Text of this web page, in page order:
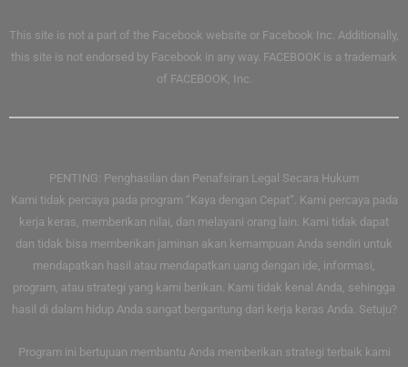
This site is not a part of the Facebook website or Facebook Inc. Additionally,
this site is not endorsed by Facebook in any way. FACEBOOK is a trademark
of FACEBOOK, Inc.
PENTING: Penghasilan dan Penafsiran Legal Secara Hukum
Kami tidak percaya pada program “Kaya dengan Cepat”. Kami percaya pada
kerja keras, memberikan nilai, dan melayani orang lain. Kami tidak dapat
dan tidak bisa memberikan jaminan akan kemampuan Anda sendiri untuk
mendapatkan hasil atau mendapatkan uang dengan ide, informasi,
program, atau strategi yang kami berikan. Kami tidak kenal Anda, sehingga
hasil di dalam hidup Anda sangat bergantung dari kerja keras Anda. Setuju?
Program ini bertujuan membantu Anda memberikan strategi terbaik kami